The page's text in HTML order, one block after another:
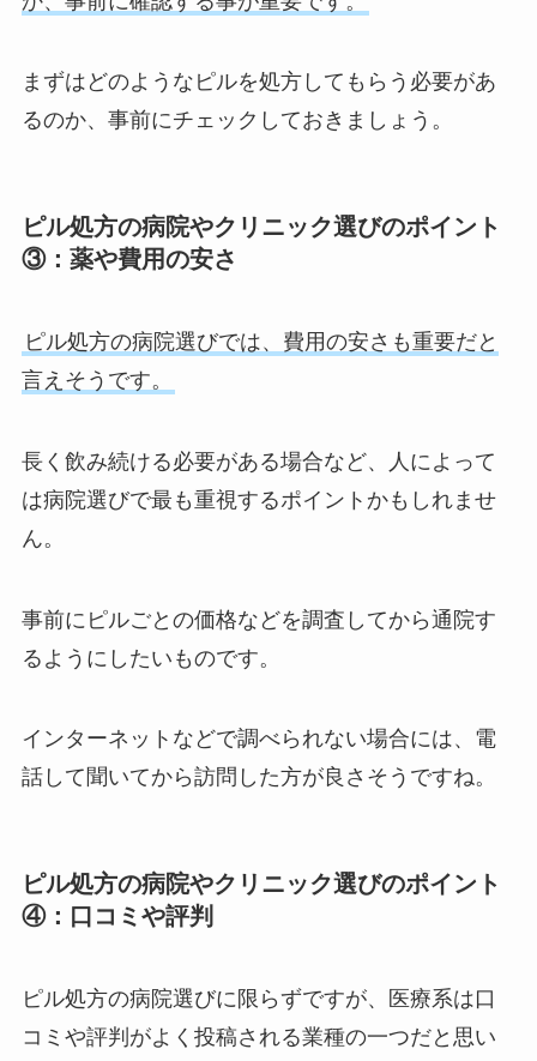
まずはどのようなピルを処方してもらう必要があ
るのか、事前にチェックしておきましょう。
ピル処方の病院やクリニック選びのポイント
③：薬や費用の安さ
ピル処方の病院選びでは、費用の安さも重要だと
言えそうです。
長く飲み続ける必要がある場合など、人によって
は病院選びで最も重視するポイントかもしれませ
ん。
事前にピルごとの価格などを調査してから通院す
るようにしたいものです。
インターネットなどで調べられない場合には、電
話して聞いてから訪問した方が良さそうですね。
ピル処方の病院やクリニック選びのポイント
④：口コミや評判
ピル処方の病院選びに限らずですが、医療系は口
コミや評判がよく投稿される業種の一つだと思い